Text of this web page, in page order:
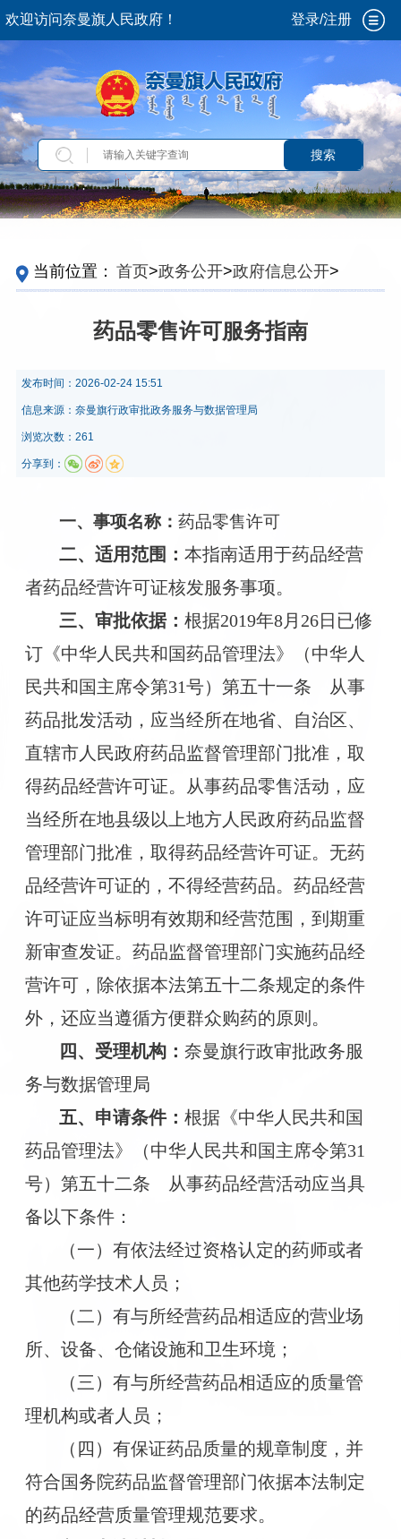
欢迎访问奈曼旗人民政府！ 登录/注册
搜索
当前位置： 首页>政务公开>政府信息公开>
定主动公开内容>重点领域信息>食品安全>行
药品零售许可服务指南
发布时间： 2026-02-24 15:51
信息来源： 奈曼旗行政审批政务服务与数据管理局​
浏览次数：261
分享到：
一、事项名称：药品零售许可
二、适用范围 ：本指南适用于药品经营
者药品经营许可证核发服务事项。
三、审批依据：根据2019年8月26日已修
订《中华人民共和国药品管理法》（中华人
民共和国主席令第31号）第五十一条 从事
药品批发活动，应当经所在地省、自治区、
直辖市人民政府药品监督管理部门批准，取
得药品经营许可证。从事药品零售活动，应
当经所在地县级以上地方人民政府药品监督
管理部门批准，取得药品经营许可证。无药
品经营许可证的，不得经营药品。药品经营
许可证应当标明有效期和经营范围，到期重
新审查发证。药品监督管理部门实施药品经
营许可，除依据本法第五十二条规定的条件
外，还应当遵循方便群众购药的原则。
四、 受理机构 ：奈曼旗行政审批政务服
务与数据管理局
五、 申请条件 ：根据《中华人民共和国
药品管理法》（中华人民共和国主席令第31
号）第五十二条 从事药品经营活动应当具
备以下条件：
（一）有依法经过资格认定的药师或者
其他药学技术人员；
（二）有与所经营药品相适应的营业场
所、设备、仓储设施和卫生环境；
（三）有与所经营药品相适应的质量管
理机构或者人员；
（四）有保证药品质量的规章制度，并
符合国务院药品监督管理部门依据本法制定
的药品经营质量管理规范要求。